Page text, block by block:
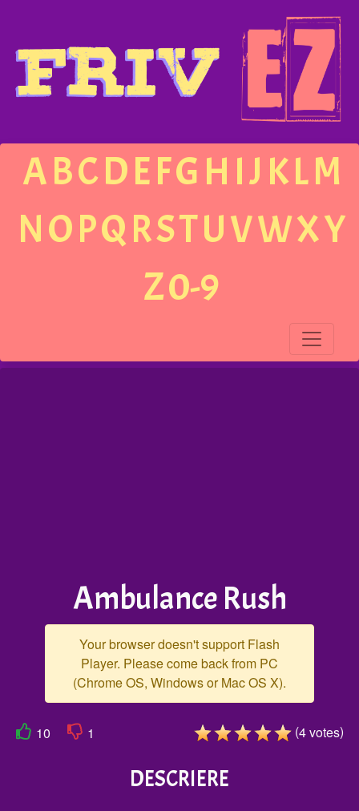
ABCDEFGH IJ KLM
NOPQRSTUVWXY
Z0-9
Ambulance Rush
Your browser doesn't support Flash
Player. Please come back from PC
(Chrome OS, Windows or Mac OS X).
10 1 (4votes)
DESCRIERE